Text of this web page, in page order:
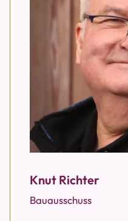
Knut Richter
Bauausschuss